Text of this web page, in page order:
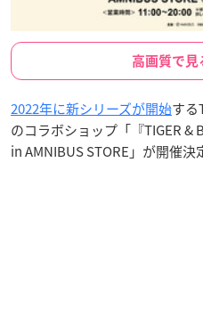
高画質で見
2022年に新シリーズが開始する
のコラボショップ「『TIGER &
in AMNIBUS STORE」が開催決